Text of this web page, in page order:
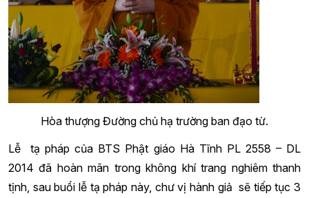
Hòa thượng Đường chủ hạ trường ban đạo từ.
Lễ tạ pháp của BTS Phật giáo Hà Tĩnh PL 2558 – DL
2014 đã hoàn mãn trong không khí trang nghiêm thanh
tịnh, sau buổi lễ tạ pháp này, chư vị hành giả sẽ tiếp tục 3